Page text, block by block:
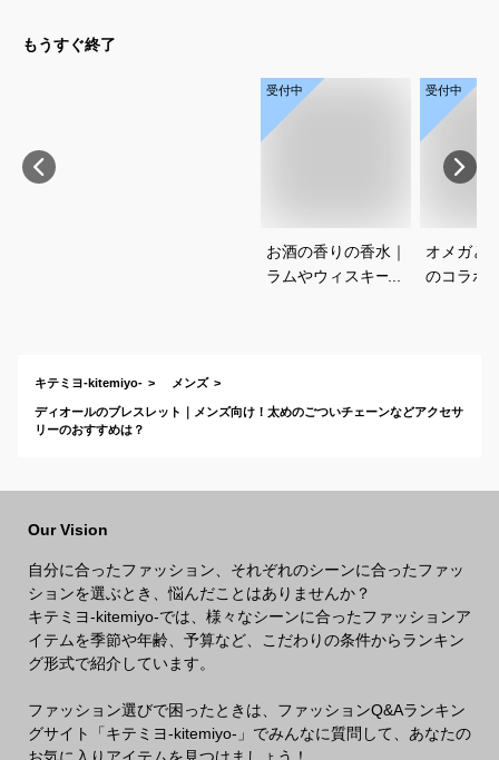
もうすぐ終了
受付中
お酒の香りの香水｜
ラムやウィスキーな
受付中
オメガと
のコラボ
キテミヨ-kitemiyo- メンズ
ディオールのブレスレット｜メンズ向け！太めのごついチェーンなどアクセサ
リーのおすすめは？
Our Vision
自分に合ったファッション、それぞれのシーンに合ったファッ
ションを選ぶとき、悩んだことはありませんか？
キテミヨ-kitemiyo-では、様々なシーンに合ったファッションア
イテムを季節や年齢、予算など、こだわりの条件からランキン
グ形式で紹介しています。
ファッション選びで困ったときは、ファッションQ&Aランキン
グサイト「キテミヨ-kitemiyo-」でみんなに質問して、あなたの